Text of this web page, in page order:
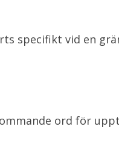
specifikt vid en
ord för